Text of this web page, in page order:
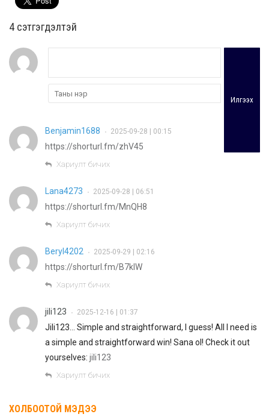
4 cэтгэгдэлтэй
Илгээх
Benjamin1688 • 2025-09-28 | 00:15
https://shorturl.fm/zhV45
Хариулт бичих
Lana4273 • 2025-09-28 | 06:51
https://shorturl.fm/MnQH8
Хариулт бичих
Beryl4202 • 2025-09-29 | 02:16
https://shorturl.fm/B7klW
Хариулт бичих
jili123 • 2025-12-16 | 01:37
Jili123… Simple and straightforward, I guess! All I need is
a simple and straightforward win! Sana ol! Check it out
yourselves: jili123
Хариулт бичих
ХОЛБООТОЙ МЭДЭЭ